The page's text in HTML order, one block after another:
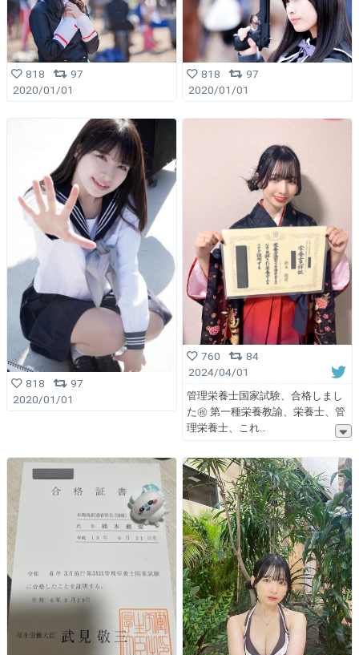
818
97
2020/01/01
818
97
2020/01/01
818
97
2020/01/01
760
84
2024/04/01
管理栄養士国家試験、合格しまし
た㊗️ 第一種栄養教諭、栄養士、管
理栄養士、これ